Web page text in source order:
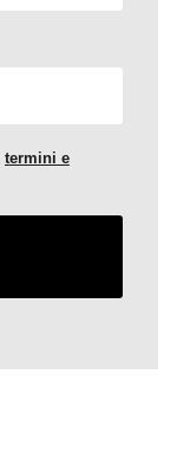
termini e